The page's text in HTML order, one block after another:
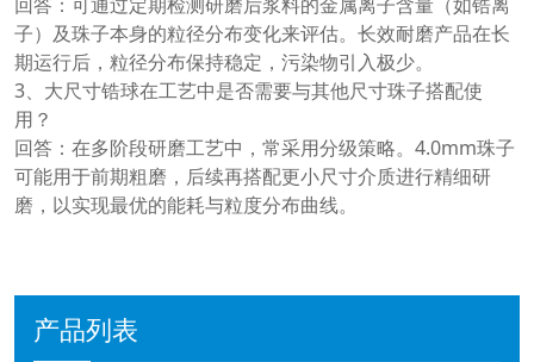
产品列表
子）及珠子本身的粒径分布变化来评估。长效耐磨产品在长
期运行后，粒径分布保持稳定，污染物引入极少。
3、大尺寸锆球在工艺中是否需要与其他尺寸珠子搭配使
用？
回答：在多阶段研磨工艺中，常采用分级策略。4.0mm珠子
可能用于前期粗磨，后续再搭配更小尺寸介质进行精细研
磨，以实现最优的能耗与粒度分布曲线。